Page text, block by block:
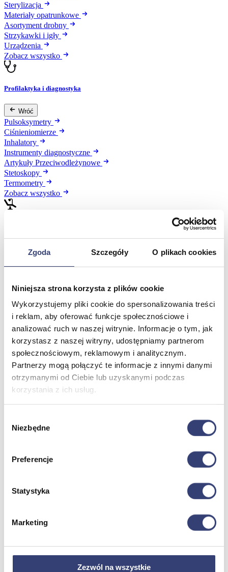
Zgoda Szczegóły O plikach cookies
Niniejsza strona korzysta z plików cookie
Wykorzystujemy pliki cookie do spersonalizowania treści
i reklam, aby oferować funkcje społecznościowe i
analizować ruch w naszej witrynie. Informacje o tym, jak
korzystasz z naszej witryny, udostępniamy partnerom
społecznościowym, reklamowym i analitycznym.
Partnerzy mogą połączyć te informacje z innymi danymi
otrzymanymi od Ciebie lub uzyskanymi podczas
korzystania z ich usług.
zgody
Niezbędne
Preferencje
Statystyka
Marketing
Zezwól na wszystkie
Sterylizacja
Materiały opatrunkowe
Asortyment drobny
Strzykawki i igły
Urządzenia
Zobacz wszystko
Profilaktyka i diagnostyka
Wróć
Pulsoksymetry
Ciśnieniomierze
Inhalatory
Instrumenty diagnostyczne
Artykuły Przeciwodleżynowe
Stetoskopy
Termometry
Zobacz wszystko
Wróć
Pielęgnacja mebli
Stoły
Parawany
Fotele
Zobacz wszystko
Spa & Wellness
Wróć
Fotele do masażu
Urządzenia
Zdrowie i uroda
Zobacz wszystko
Wynajem